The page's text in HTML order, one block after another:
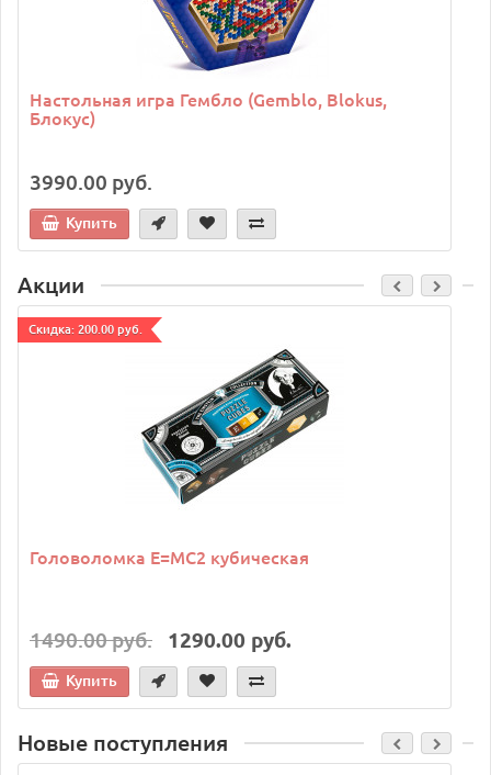
Настольная игра Гембло (Gemblo, Blokus,
Блокус)
3990.00 руб.
Купить
Акции
Cкидка: 200.00 руб.
Головоломка E=MC2 кубическая
1490.00 руб. 1290.00 руб.
Купить
Новые поступления